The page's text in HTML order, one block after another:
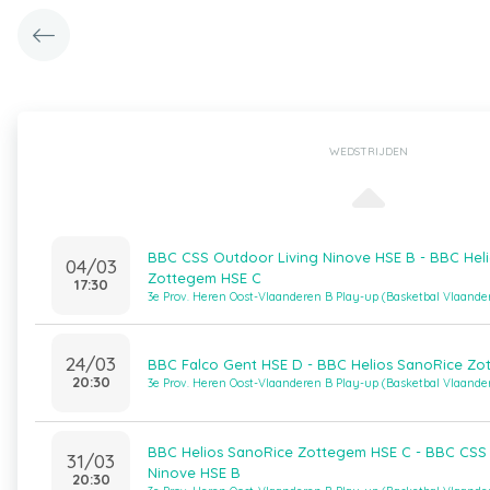
WEDSTRIJDEN
04/03
17:30
BBC CSS Outdoor Living Ninove HSE B - BBC
Zottegem HSE C
3e Prov. Heren Oost-Vlaanderen B Play-up (Basketbal
24/03
20:30
BBC Falco Gent HSE D - BBC Helios SanoRice
3e Prov. Heren Oost-Vlaanderen B Play-up (Basketbal
31/03
20:30
BBC Helios SanoRice Zottegem HSE C - BBC
Ninove HSE B